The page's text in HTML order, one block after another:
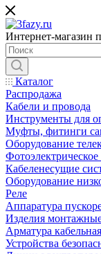
Интернет-магазин
Каталог
Распродажа
Кабели и провода
Инструменты для
Муфты, фитинги
Оборудование
Кабеленесущие
Оборудование
Реле
Аппаратура
Изделия
Арматура
Устройства